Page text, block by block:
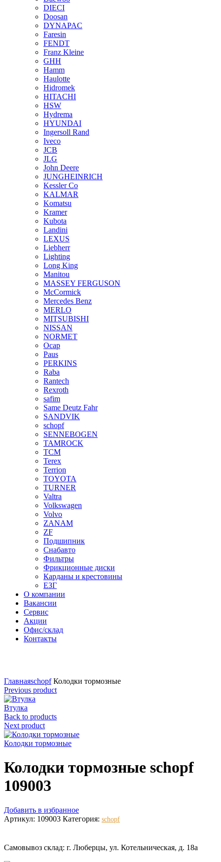
DIECI
Doosan
DYNAPAC
Faresin
FENDT
Franz Kleine
GHH
Hamm
Haulotte
Hidromek
HITACHI
HSW
Hydrema
HYUNDAI
Ingersoll Rand
Iveco
JCB
JLG
John Deere
JUNGHEINRICH
Kessler Co
KALMAR
Komatsu
Kramer
Kubota
Landini
LEXUS
Liebherr
Lighting
Long King
Manitou
MASSEY FERGUSON
McCormick
Mercedes Benz
MERLO
MITSUBISHI
NISSAN
NORMET
Ocap
Paus
PERKINS
Raba
Rantech
Rexroth
safim
Same Deutz Fahr
SANDVIK
schopf
SENNEBOGEN
TAMROCK
TCM
Terex
Terrion
TOYOTA
TURNER
Valtra
Volkswagen
Volvo
ZANAM
ZF
Подшипник
Снабавто
Фильтры
Фрикционные диски
Карданы и крестовины
ЕЗГ
О компании
Вакансии
Сервис
Акции
Офис/склад
Контакты
ГлавнаяschopfКолодки тормозные
Previous product
Втулка
Back to products
Next product
Колодки тормозные
Колодки тормозные schopf
109003
Добавить в избранное
Артикул: 109003 Категория: schopf
Самовывоз склад: г. Люберцы, ул. Котельническая, д. 18а